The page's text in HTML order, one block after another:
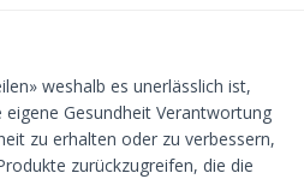
weshalb es unerlässlich ist,
Gesundheit Verantwortung
zu erhalten oder zu verbessern,
zurückzugreifen, die die